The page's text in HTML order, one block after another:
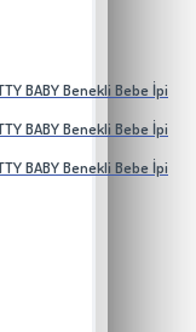
BABY Benekli Bebe İpi
BABY Benekli Bebe İpi
BABY Benekli Bebe İpi